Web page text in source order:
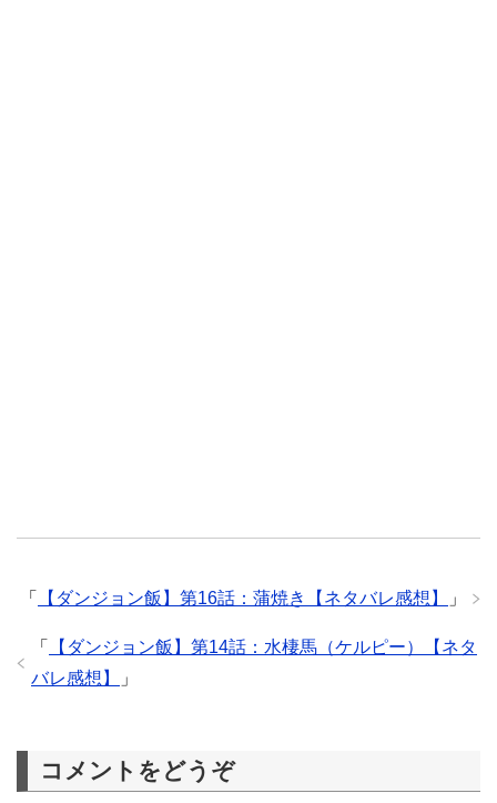
「 【ダンジョン飯】第16話：蒲焼き【ネタバレ感想】 」
「
【ダンジョン飯】第14話：水棲馬（ケルピー）【ネタ
バレ感想】
」
コメントをどうぞ